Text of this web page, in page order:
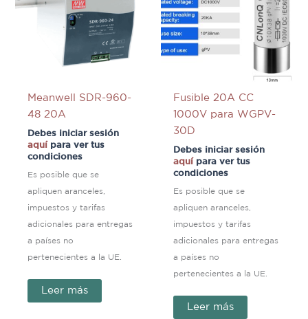
Meanwell SDR-960-
48 20A
Debes iniciar sesión
aquípara ver tus
condiciones
Es posible que se
apliquen aranceles,
impuestos y tarifas
adicionales para entregas
a países no
pertenecientes a la UE.
Leer más
Fusible 20A CC
1000V para WGPV-
30D
Debes iniciar sesión
aquípara ver tus
condiciones
Es posible que se
apliquen aranceles,
impuestos y tarifas
adicionales para entregas
a países no
pertenecientes a la UE.
Leer más